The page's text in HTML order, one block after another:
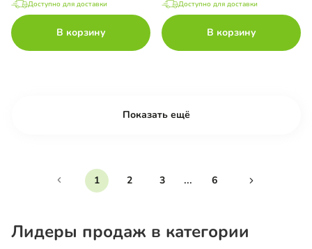
Доступно для доставки
В корзину
Доступно для доставки
В корзину
Показать ещё
1 2 3 ... 6
Лидеры продаж в категории